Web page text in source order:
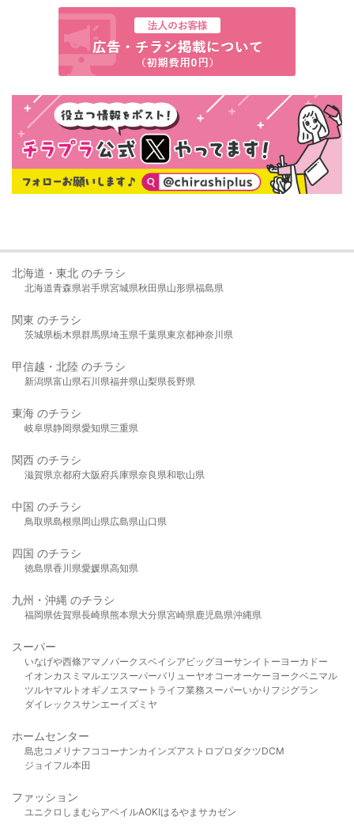
北海道・東北 のチラシ
北海道青森県岩手県宮城県秋田県山形県福島県
関東 のチラシ
茨城県栃木県群馬県埼玉県千葉県東京都神奈川県
甲信越・北陸 のチラシ
新潟県富山県石川県福井県山梨県長野県
東海 のチラシ
岐阜県静岡県愛知県三重県
関西 のチラシ
滋賀県京都府大阪府兵庫県奈良県和歌山県
中国 のチラシ
鳥取県島根県岡山県広島県山口県
四国 のチラシ
徳島県香川県愛媛県高知県
九州・沖縄 のチラシ
福岡県佐賀県長崎県熊本県大分県宮崎県鹿児島県沖縄県
スーパー
いなげや西條アマノパークスベイシア ビッグヨーサンイトーヨーカドー
イオンカスミ マルエツスーパーバリューヤオコーオーケー ヨークベニマル
ツルヤマルト オギノ エスマート ライフ業務スーパーいかり フジグラン
ダイレックスサンエーイズミヤ
ホームセンター
島忠 コメリ ナフコ コーナンカインズアストロプロダクツDCM
ジョイフル本田
ファッション
ユニクロ しまむら アベイルAOKIはるやま サカゼン